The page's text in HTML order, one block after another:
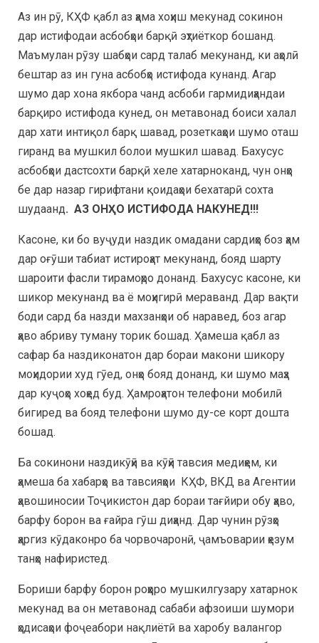
Аз ин рӯ, КҲФ қабл аз ҳама хоҳиш мекунад сокинон
дар истифодаи асбобҳои барқӣ эҳтиёткор бошанд.
Маъмулан рӯзу шабҳои сард талаб мекунанд, ки аҳолӣ
бештар аз ин гуна асбобҳо истифода кунанд. Агар
шумо дар хона якбора чанд асбоби гармидиҳандаи
барқиро истифода кунед, он метавонад боиси халал
дар хати интиқол барқ шавад, розеткаҳои шумо оташ
гиранд ва мушкил болои мушкил шавад. Бахусус
асбобҳои дастсохти барқӣ хеле хатарноканд, чун онҳо
бе дар назар гирифтани қоидаҳои бехатарӣ сохта
шудаанд. АЗ ОНҲО ИСТИФОДА НАКУНЕД!!!
Касоне, ки бо вуҷуди наздик омадани сардиҳо боз ҳам
дар оғӯши табиат истироҳат мекунанд, бояд шарту
шароити фасли тирамоҳро донанд. Бахусус касоне, ки
шикор мекунанд ва ё моҳигирӣ мераванд. Дар вақти
боди сард ба назди махзанҳои об наравед, боз агар
ҳаво абриву туману торик бошад. Ҳамеша қабл аз
сафар ба наздиконатон дар бораи макони шикору
моҳидории худ гӯед, онҳо бояд донанд, ки шумо маҳз
дар куҷоҳо хоҳед буд. Ҳамроҳатон телефони мобилӣ
бигиред ва бояд телефони шумо ду-се корт дошта
бошад.
Ба сокинони наздикӯҳӣ ва кӯҳӣ тавсия медиҳем, ки
ҳамеша ба хабарҳо ва тавсияҳои КҲФ, ВКД ва Агентии
ҳавошиносии Тоҷикистон дар бораи тағйири обу ҳаво,
барфу борон ва ғайра гӯш диҳанд. Дар чунин рӯзҳо
ҳаргиз кӯдаконро ба чорвочаронӣ, ҷамъоварии ҳезум
танҳо нафиристед.
Бориши барфу борон роҳҳоро мушкилгузару хатарнок
мекунад ва он метавонад сабаби афзоиши шумори
ҳодисаҳои фоҷеабори нақлиётӣ ва харобу валангор